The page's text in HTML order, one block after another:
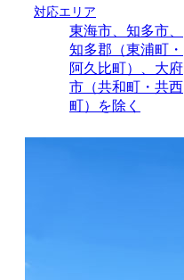
対応エリア
東海市、知多市、
知多郡（東浦町・
阿久比町）、大府
市（共和町・共西
町）を除く